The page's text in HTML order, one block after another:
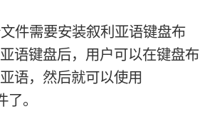
件需要安装叙利亚语键盘布
语键盘后，用户可以在键盘布
语，然后就可以使用
了。